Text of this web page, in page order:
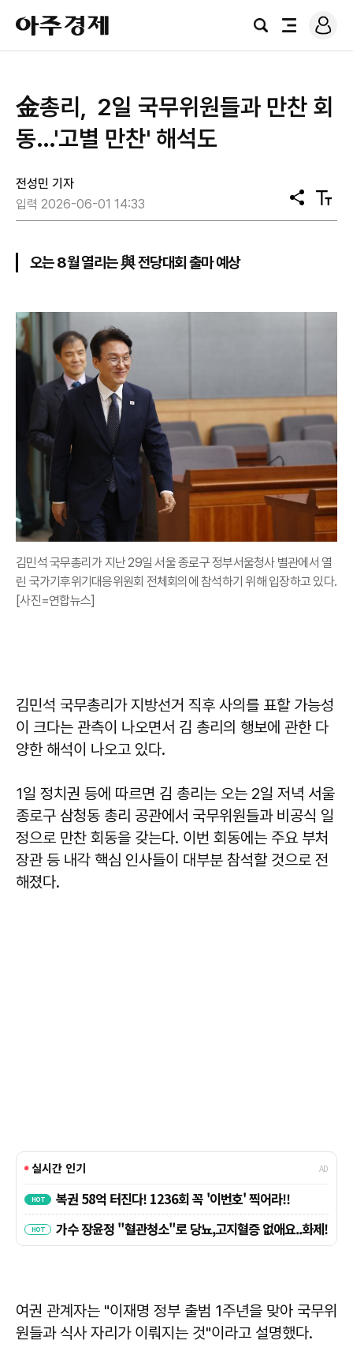
아
주
경
검
전
로
그
金총리, 2일 국무위원들과 만찬 회
동…'고별 만찬' 해석도
전성민 기자
입력 2026-06-01 14:33
공
유
텍
스
오는 8월 열리는 與 전당대회 출마 예상
김민석 국무총리가 지난 29일 서울 종로구 정부서울청사 별관에서 열
린 국가기후위기대응위원회 전체회의에 참석하기 위해 입장하고 있다.
[사진=연합뉴스]
김민석 국무총리가 지방선거 직후 사의를 표할 가능성
이 크다는 관측이 나오면서 김 총리의 행보에 관한 다
양한 해석이 나오고 있다.
1일 정치권 등에 따르면 김 총리는 오는 2일 저녁 서울
종로구 삼청동 총리 공관에서 국무위원들과 비공식 일
정으로 만찬 회동을 갖는다. 이번 회동에는 주요 부처
장관 등 내각 핵심 인사들이 대부분 참석할 것으로 전
해졌다.
여권 관계자는 "이재명 정부 출범 1주년을 맞아 국무위
원들과 식사 자리가 이뤄지는 것"이라고 설명했다.